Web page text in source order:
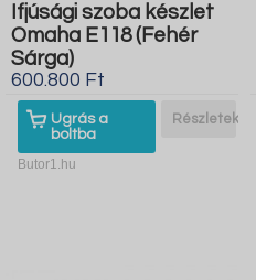
Ifjúsági szoba készlet
Omaha E118 (Fehér
Sárga)
600.800 Ft
Ugrás a
boltba
Részletek
Butor1.hu